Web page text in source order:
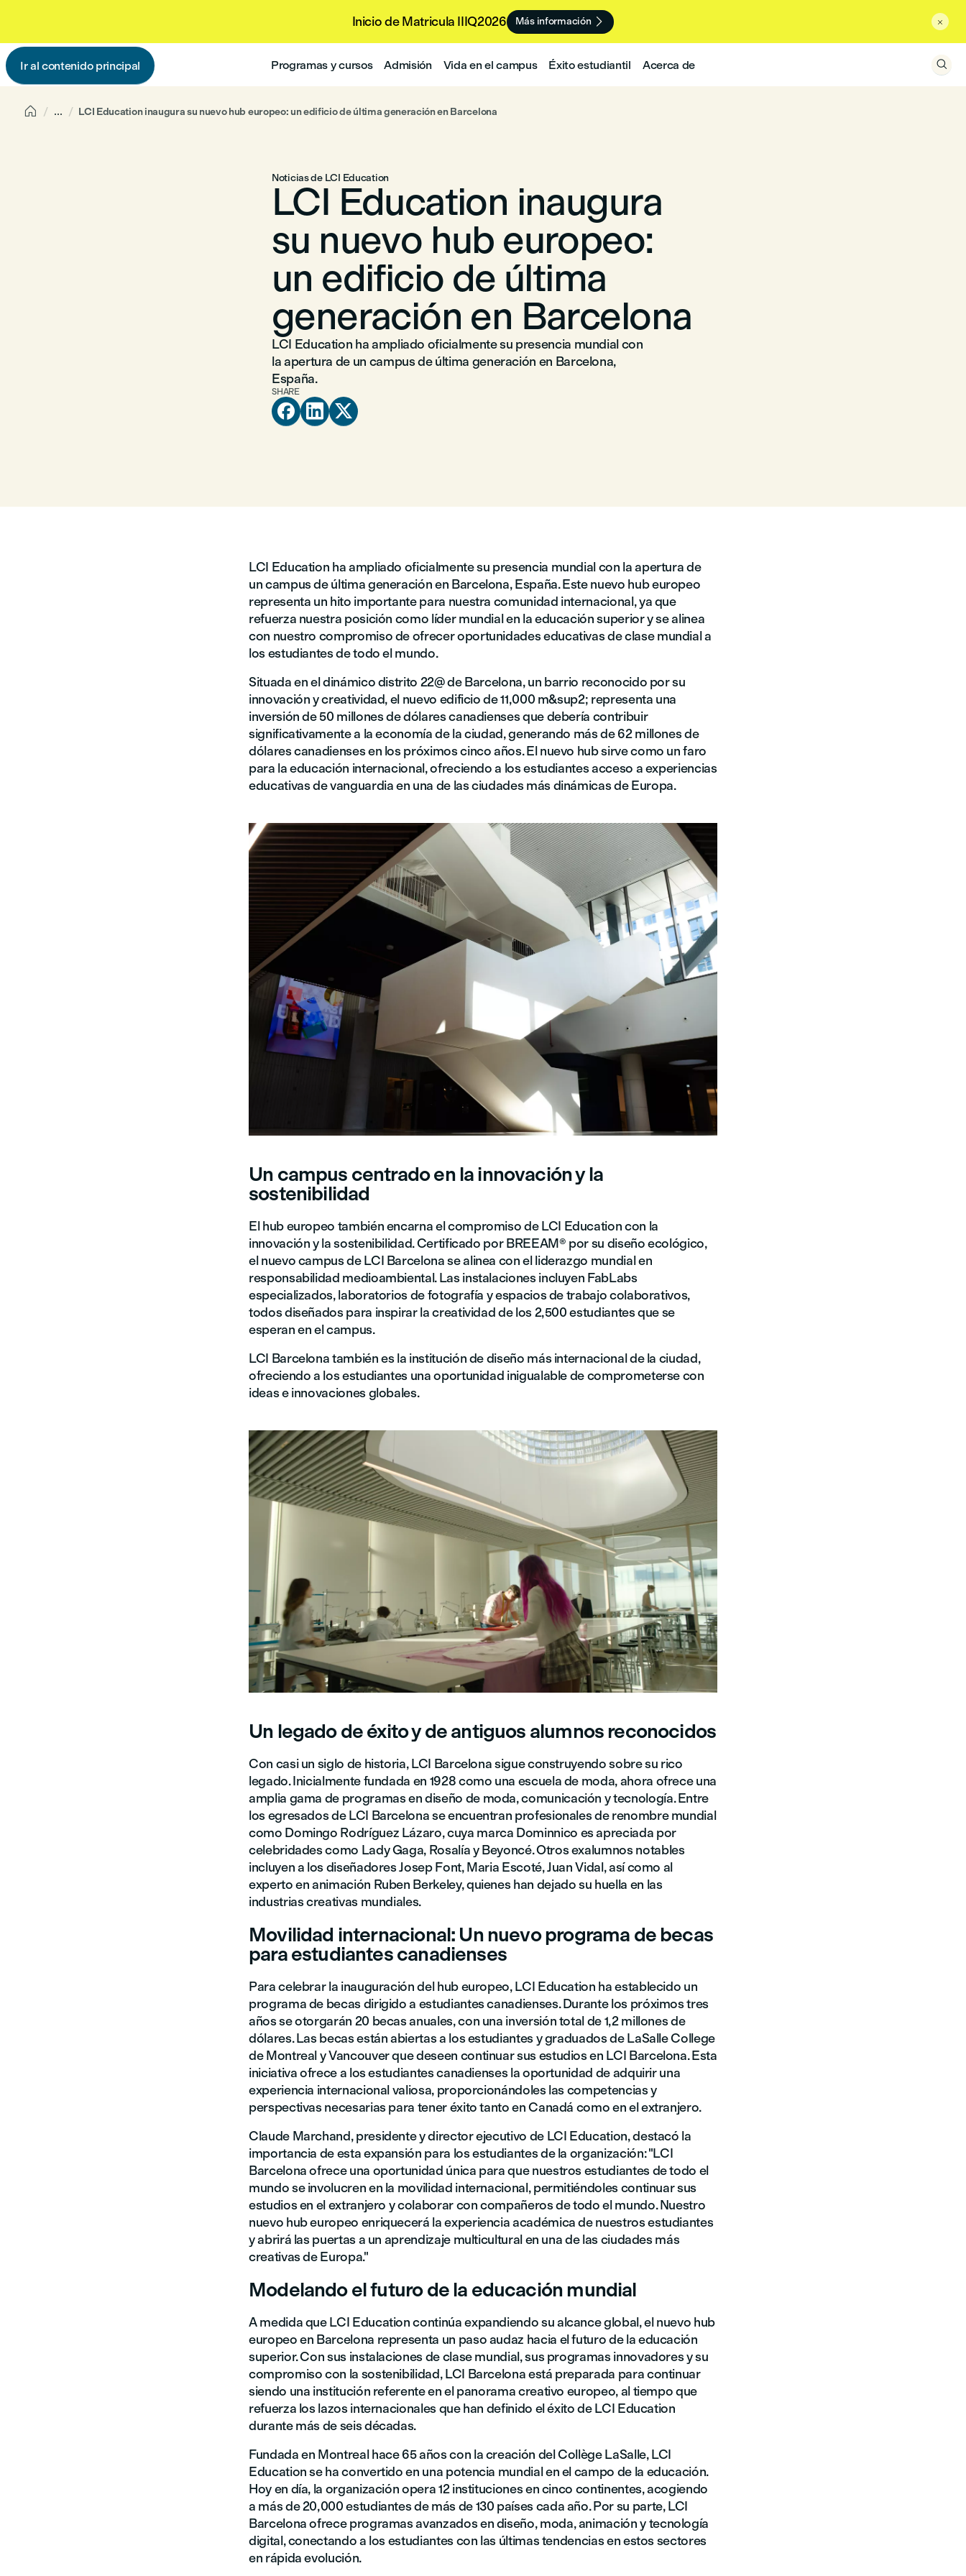
Inicio de Matricula IIIQ2026 Más información 
Ir al contenido principal Programas y cursos Admisión Vida en el campus Éxito estudiantil Acerca de 
 ... LCI Education inaugura su nuevo hub europeo: un edificio de última generación en Barcelona
Noticias de LCI Education
LCI Education inaugura
su nuevo hub europeo:
un edificio de última
generación en Barcelona
LCI Education ha ampliado oficialmente su presencia mundial con
la apertura de un campus de última generación en Barcelona,
España.
SHARE
  
LCI Education ha ampliado oficialmente su presencia mundial con la apertura de
un campus de última generación en Barcelona, España. Este nuevo hub europeo
representa un hito importante para nuestra comunidad internacional, ya que
refuerza nuestra posición como líder mundial en la educación superior y se alinea
con nuestro compromiso de ofrecer oportunidades educativas de clase mundial a
los estudiantes de todo el mundo.
Situada en el dinámico distrito 22@ de Barcelona, un barrio reconocido por su
innovación y creatividad, el nuevo edificio de 11,000 m&sup2; representa una
inversión de 50 millones de dólares canadienses que debería contribuir
significativamente a la economía de la ciudad, generando más de 62 millones de
dólares canadienses en los próximos cinco años. El nuevo hub sirve como un faro
para la educación internacional, ofreciendo a los estudiantes acceso a experiencias
educativas de vanguardia en una de las ciudades más dinámicas de Europa.
Un campus centrado en la innovación y la
sostenibilidad
El hub europeo también encarna el compromiso de LCI Education con la
innovación y la sostenibilidad. Certificado por BREEAM® por su diseño ecológico,
el nuevo campus de LCI Barcelona se alinea con el liderazgo mundial en
responsabilidad medioambiental. Las instalaciones incluyen FabLabs
especializados, laboratorios de fotografía y espacios de trabajo colaborativos,
todos diseñados para inspirar la creatividad de los 2,500 estudiantes que se
esperan en el campus.
LCI Barcelona también es la institución de diseño más internacional de la ciudad,
ofreciendo a los estudiantes una oportunidad inigualable de comprometerse con
ideas e innovaciones globales.
Un legado de éxito y de antiguos alumnos reconocidos
Con casi un siglo de historia, LCI Barcelona sigue construyendo sobre su rico
legado. Inicialmente fundada en 1928 como una escuela de moda, ahora ofrece una
amplia gama de programas en diseño de moda, comunicación y tecnología. Entre
los egresados de LCI Barcelona se encuentran profesionales de renombre mundial
como Domingo Rodríguez Lázaro, cuya marca Dominnico es apreciada por
celebridades como Lady Gaga, Rosalía y Beyoncé. Otros exalumnos notables
incluyen a los diseñadores Josep Font, Maria Escoté, Juan Vidal, así como al
experto en animación Ruben Berkeley, quienes han dejado su huella en las
industrias creativas mundiales.
Movilidad internacional: Un nuevo programa de becas
para estudiantes canadienses
Para celebrar la inauguración del hub europeo, LCI Education ha establecido un
programa de becas dirigido a estudiantes canadienses. Durante los próximos tres
años se otorgarán 20 becas anuales, con una inversión total de 1,2 millones de
dólares. Las becas están abiertas a los estudiantes y graduados de LaSalle College
de Montreal y Vancouver que deseen continuar sus estudios en LCI Barcelona. Esta
iniciativa ofrece a los estudiantes canadienses la oportunidad de adquirir una
experiencia internacional valiosa, proporcionándoles las competencias y
perspectivas necesarias para tener éxito tanto en Canadá como en el extranjero.
Claude Marchand, presidente y director ejecutivo de LCI Education, destacó la
importancia de esta expansión para los estudiantes de la organización: "LCI
Barcelona ofrece una oportunidad única para que nuestros estudiantes de todo el
mundo se involucren en la movilidad internacional, permitiéndoles continuar sus
estudios en el extranjero y colaborar con compañeros de todo el mundo. Nuestro
nuevo hub europeo enriquecerá la experiencia académica de nuestros estudiantes
y abrirá las puertas a un aprendizaje multicultural en una de las ciudades más
creativas de Europa."
Modelando el futuro de la educación mundial
A medida que LCI Education continúa expandiendo su alcance global, el nuevo hub
europeo en Barcelona representa un paso audaz hacia el futuro de la educación
superior. Con sus instalaciones de clase mundial, sus programas innovadores y su
compromiso con la sostenibilidad, LCI Barcelona está preparada para continuar
siendo una institución referente en el panorama creativo europeo, al tiempo que
refuerza los lazos internacionales que han definido el éxito de LCI Education
durante más de seis décadas.
Fundada en Montreal hace 65 años con la creación del Collège LaSalle, LCI
Education se ha convertido en una potencia mundial en el campo de la educación.
Hoy en día, la organización opera 12 instituciones en cinco continentes, acogiendo
a más de 20,000 estudiantes de más de 130 países cada año. Por su parte, LCI
Barcelona ofrece programas avanzados en diseño, moda, animación y tecnología
digital, conectando a los estudiantes con las últimas tendencias en estos sectores
en rápida evolución.